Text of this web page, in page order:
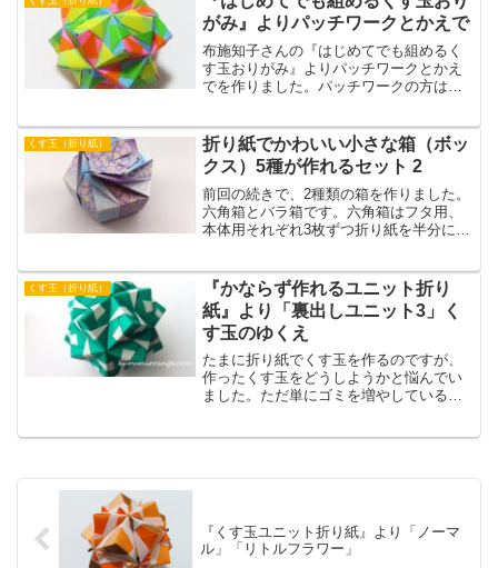
が難しかったです。
がみ』よりパッチワークとかえで
布施知子さんの『はじめてでも組めるく
す玉おりがみ』よりパッチワークとかえ
でを作りました。パッチワークの方は紙
えでの方は余っていた白と青を使い富士
山をイメージして作りました。
くす玉（折り紙）
折り紙でかわいい小さな箱（ボッ
クス）5種が作れるセット 2
前回の続きで、2種類の箱を作りました。
六角箱とバラ箱です。六角箱はフタ用、
本体用それぞれ3枚ずつ折り紙を半分に切
くす玉（折り紙）
『かならず作れるユニット折り
紙』より「裏出しユニット3」く
す玉のゆくえ
たまに折り紙でくす玉を作るのですが、
作ったくす玉をどうしようかと悩んでい
ました。ただ単にゴミを増やしているの
『くす玉ユニット折り紙』より「ノーマ
ル」「リトルフラワー」